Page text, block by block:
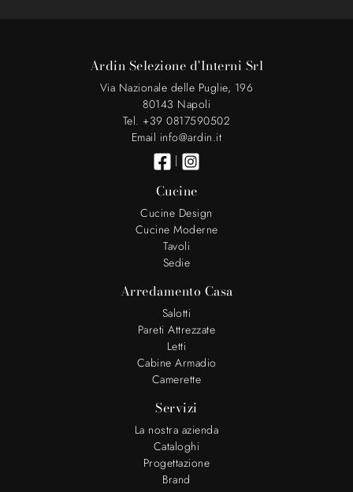
Ardin Selezione d'Interni Srl
Via Nazionale delle Puglie, 196
80143 Napoli
Tel. +39 0817590502
Email info@ardin.it
|
Cucine
Cucine Design
Cucine Moderne
Tavoli
Sedie
Arredamento Casa
Salotti
Pareti Attrezzate
Letti
Cabine Armadio
Camerette
Servizi
La nostra azienda
Cataloghi
Progettazione
Brand